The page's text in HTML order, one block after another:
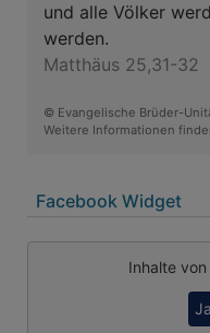
und alle Völker
werden.
Matthäus 25,31-32
© Evangelische Brüder-
Weitere Informationen
Facebook Widget
Inhalte